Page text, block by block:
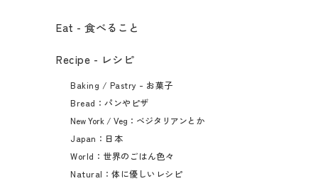
Eat - 食べること​
Recipe - レシピ
Baking / Pastry - お菓子
Bread：パンやピザ
New York / Veg：ベジタリアンとか
Japan：日本
World：世界のごはん色々
Natural：体に優しいレシピ